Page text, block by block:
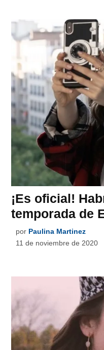
¡Es oficial!
temporada de
por Paulina Martinez
11 de noviembre de 2020